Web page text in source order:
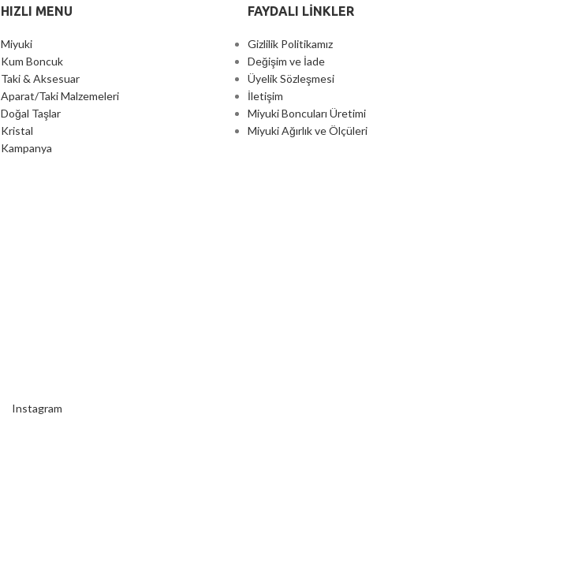
HIZLI MENU
Miyuki
Kum Boncuk
Taki & Aksesuar
Aparat/Taki Malzemeleri
Doğal Taşlar
Kristal
Kampanya
FAYDALI LİNKLER
Gizlilik Politikamız
Değişim ve İade
Üyelik Sözleşmesi
İletişim
Miyuki Boncuları Üretimi
Miyuki Ağırlık ve Ölçüleri
Instagram